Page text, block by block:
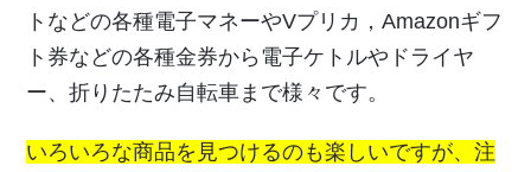
トなどの各種電子マネーやVプリカ，Amazonギフ
ト券などの各種金券から電子ケトルやドライヤ
ー、折りたたみ自転車まで様々です。
いろいろな商品を見つけるのも楽しいですが、注